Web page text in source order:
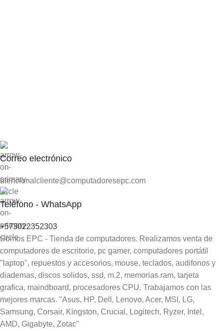
Correo electrónico
atencionalcliente@computadoresepc.com
Teléfono - WhatsApp
+573022352303
Somos EPC - Tienda de computadores. Realizamos venta de
computadores de escritorio, pc gamer, computadores portátil
"laptop", repuestos y accesorios, mouse, teclados, audifonos y
diademas, discos solidos, ssd, m.2, memorias ram, tarjeta
grafica, maindboard, procesadores CPU. Trabajamos con las
mejores marcas. "Asus, HP, Dell, Lenovo, Acer, MSI, LG,
Samsung, Corsair, Kingston, Crucial, Logitech, Ryzer, Intel,
AMD, Gigabyte, Zotac"